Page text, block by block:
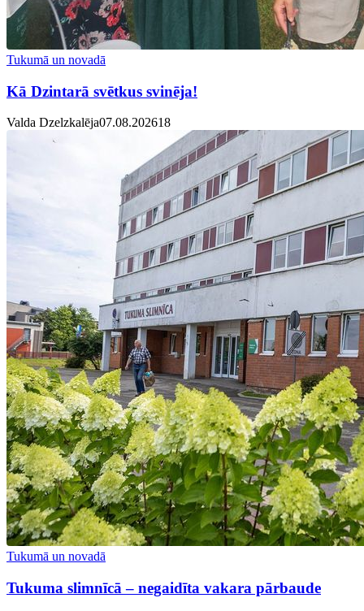
Tukumā un novadā
Kā Dzintarā svētkus svinēja!
Valda Dzelzkalēja07.08.202618
Tukumā un novadā
Tukuma slimnīcā – negaidīta vakara pārbaude